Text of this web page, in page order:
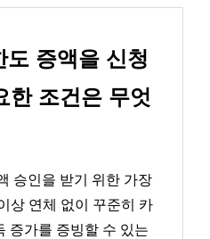
도 증액을 신청
한 조건은 무엇
승인을 받기 위한 가장
상 연체 없이 꾸준히 카
증가를 증빙할 수 있는